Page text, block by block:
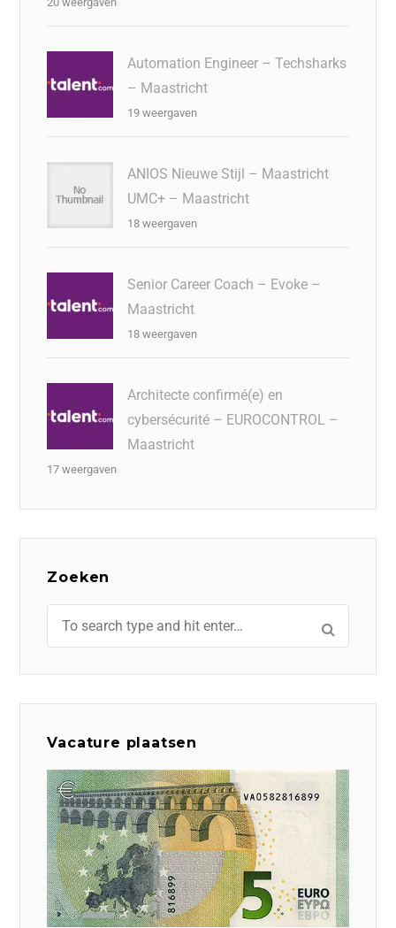
Automation Engineer – Techsharks
– Maastricht
19 weergaven
ANIOS Nieuwe Stijl – Maastricht
UMC+ – Maastricht
18 weergaven
Senior Career Coach – Evoke –
Maastricht
18 weergaven
Architecte confirmé(e) en
cybersécurité – EUROCONTROL –
Maastricht
17 weergaven
Zoeken
Vacature plaatsen